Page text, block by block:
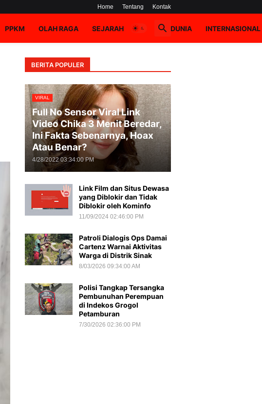
Home Tentang Kontak
PPKM OLAH RAGA SEJARAH HOAX DUNIA INTERNASIONAL
BERITA POPULER
VIRAL
Full No Sensor Viral Link
Video Chika 3 Menit Beredar,
Ini Fakta Sebenarnya, Hoax
Atau Benar?
4/28/2022 03:34:00 PM
Link Film dan Situs Dewasa
yang Diblokir dan Tidak
Diblokir oleh Kominfo
11/09/2024 02:46:00 PM
Patroli Dialogis Ops Damai
Cartenz Warnai Aktivitas
Warga di Distrik Sinak
8/03/2026 09:34:00 AM
Polisi Tangkap Tersangka
Pembunuhan Perempuan
di Indekos Grogol
Petamburan
7/30/2026 02:36:00 PM